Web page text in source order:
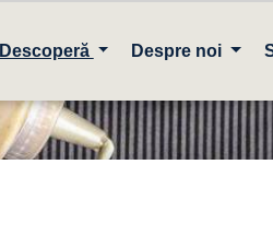
Descoperă Despre noi